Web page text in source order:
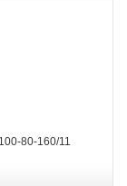
80-160/11